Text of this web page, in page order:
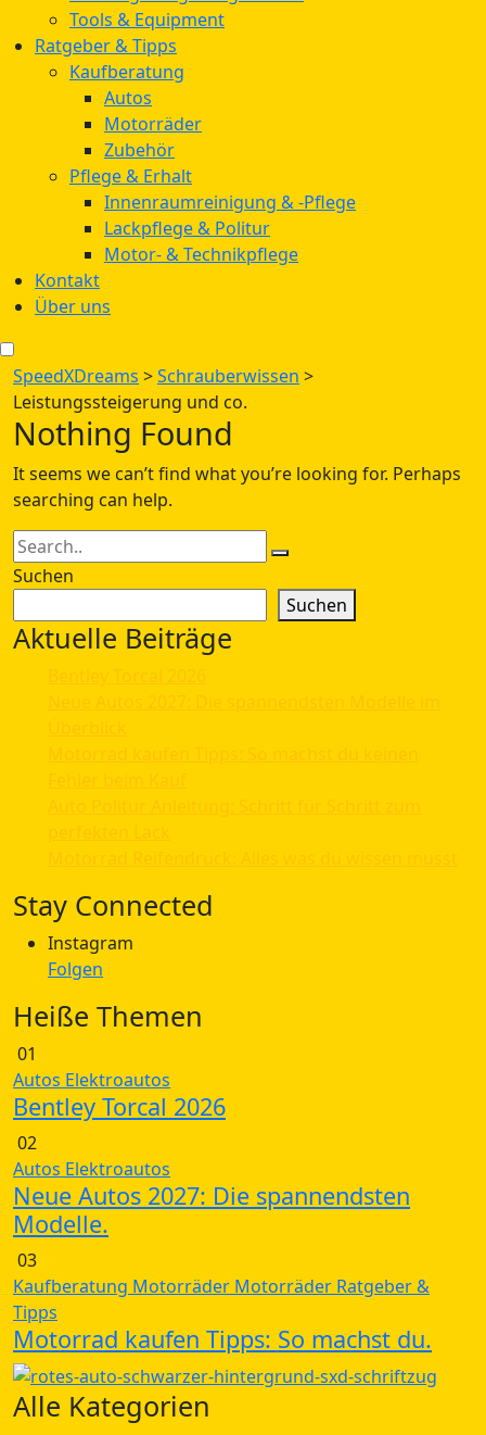
Tools & Equipment
Ratgeber & Tipps
Kaufberatung
Autos
Motorräder
Zubehör
Pflege & Erhalt
Innenraumreinigung & -Pflege
Lackpflege & Politur
Motor- & Technikpflege
Kontakt
Über uns
SpeedXDreams >Schrauberwissen >
Leistungssteigerung und co.
Nothing Found
It seems we can’t find what you’re looking for. Perhaps
searching can help.
Suchen
Suchen
Aktuelle Beiträge
Stay Connected
Instagram
Folgen
Heiße Themen
01
Autos Elektroautos
Bentley Torcal 2026
02
Autos Elektroautos
Neue Autos 2027: Die spannendsten
Modelle.
03
Kaufberatung Motorräder Motorräder Ratgeber &
Tipps
Motorrad kaufen Tipps: So machst du.
Alle Kategorien